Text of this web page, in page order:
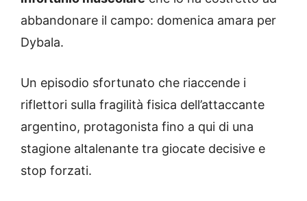
abbandonare il campo: domenica amara per
Dybala.
Un episodio sfortunato che riaccende i
riflettori sulla fragilità fisica dell’attaccante
argentino, protagonista fino a qui di una
stagione altalenante tra giocate decisive e
stop forzati.